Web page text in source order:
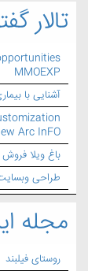
تالار
MMOEXP
آشنایی با
Arc InFO
باغ ویلا فروش
طراحی
مجله
روستای فیلبند